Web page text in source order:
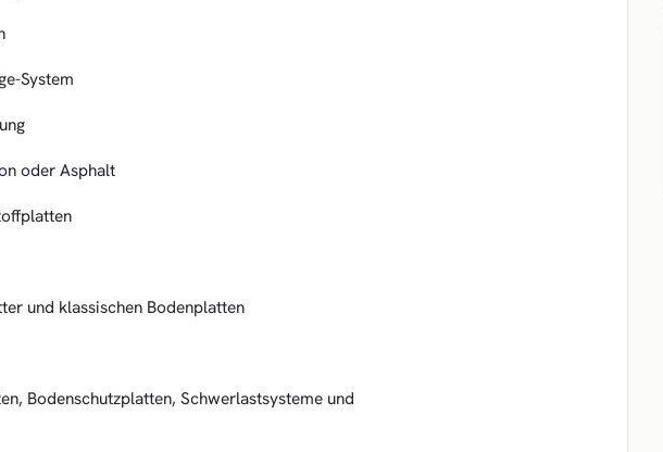
System
oder Asphalt
und klassischen Bodenplatten
Bodenschutzplatten, Schwerlastsysteme und